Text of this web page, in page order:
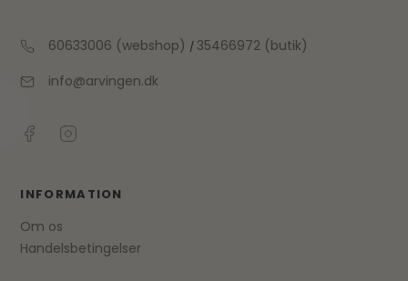
60633006 (webshop) /35466972 (butik)
info@arvingen.dk
INFORMATION
Om os
Handelsbetingelser